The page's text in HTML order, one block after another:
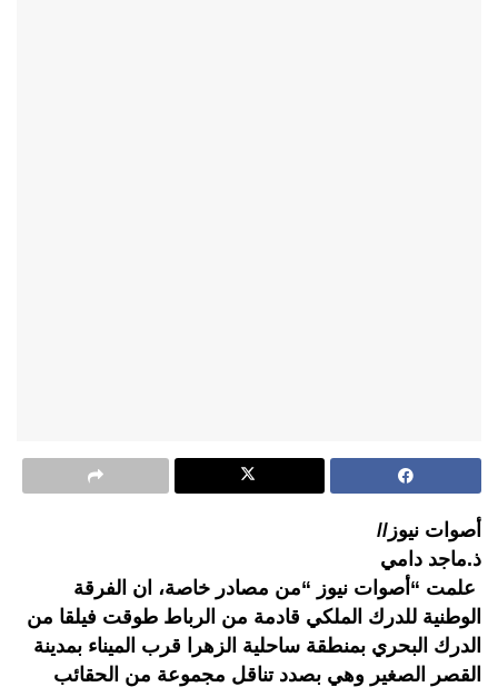
أصوات نيوز//
ذ.ماجد دامي
علمت “أصوات نيوز “من مصادر خاصة، ان الفرقة
الوطنية للدرك الملكي قادمة من الرباط طوقت فيلقا من
الدرك البحري بمنطقة ساحلية الزهرا قرب الميناء بمدينة
القصر الصغير وهي بصدد تناقل مجموعة من الحقائب